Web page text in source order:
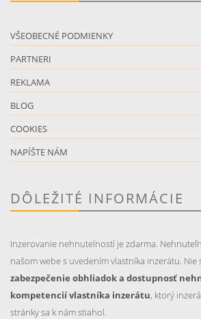
VŠEOBECNÉ PODMIENKY
PARTNERI
REKLAMA
BLOG
COOKIES
NAPÍŠTE NÁM
DÔLEŽITÉ INFORMÁCIE
Inzerovanie nehnutelností je zdarma.
našom webe s uvedením vlastníka inzerátu. Nie
zabezpečenie obhliadok a dostupnosť
kompetencií vlastníka inzerátu, ktorý
stránky sa k nám stiahol.